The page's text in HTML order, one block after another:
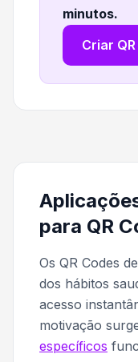
minutos.
Criar
para QR
Os QR Codes
dos hábitos
acesso
motivação
específicos